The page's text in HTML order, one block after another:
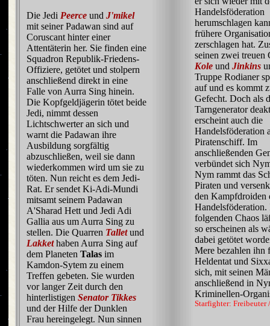
Die Jedi Peerce undJ'mikel
mit seiner Padawan sind auf
Coruscant hinter einer
Attentäterin her. Sie finden eine
Squadron Republik-Friedens-
Offiziere, getötet und stolpern
anschließend direkt in eine
Falle von Aurra Sing hinein.
Die Kopfgeldjägerin tötet beide
Jedi, nimmt dessen
Lichtschwerter an sich und
warnt die Padawan ihre
Ausbildung sorgfältig
abzuschließen, weil sie dann
wiederkommen wird um sie zu
töten. Nun reicht es dem Jedi-
Rat. Er sendet Ki-Adi-Mundi
mitsamt seinem Padawan
A'Sharad Hett und Jedi Adi
Gallia aus um Aurra Sing zu
stellen. Die Quarren Talletund
Lakkethaben Aurra Sing auf
dem PlanetenTalas im
Kamdon-Sytem zu einem
Treffen gebeten. Sie wurden
vor langer Zeit durch den
hinterlistigenSenator Tikkes
und der Hilfe der Dunklen
Frau hereingelegt. Nun sinnen
Handelsföderation
herumschlagen
frühere
zerschlagen hat.
seinen zwei treuen
Kole undJinkins
Truppe Rodianer
auf und es kommt
Gefecht. Doch als
Tarngenerator
erscheint auch die
Handelsföderation
Piratenschiff. Im
anschließenden
verbündet sich
Nym rammt das
Piraten und
den Kampfdroiden
Handelsföderation.
folgenden Chaos
so erscheinen als
dabei getötet
Mere bezahlen ihn
Heldentat und
sich, mit seinen
anschließend in
Kriminellen-
Starfighter: Freibeuter